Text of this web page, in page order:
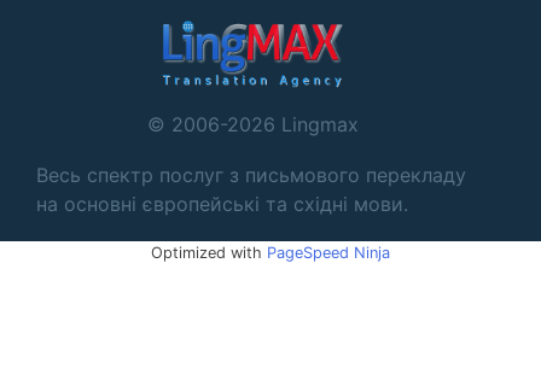
© 2006-2026 Lingmax
Весь спектр послуг з письмового перекладу
на основні європейські та східні мови.
Optimized with PageSpeed Ninja